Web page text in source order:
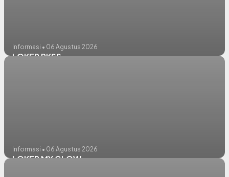
Informasi • 06 Agustus 2026
LOKER PKSS
Informasi • 06 Agustus 2026
LOKER MY GLOW